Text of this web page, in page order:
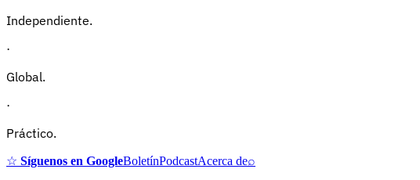
Independiente.
·
Global.
·
Práctico.
☆ Síguenos en GoogleBoletínPodcastAcerca de⌕